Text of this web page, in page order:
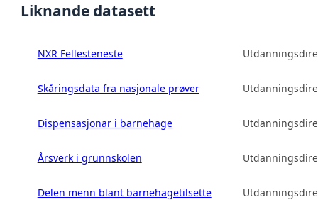
Liknande datasett
NXR Fellesteneste
Skåringsdata fra nasjonale prøver
Dispensasjonar i barnehage
Årsverk i grunnskolen
Delen menn blant barnehagetilsette